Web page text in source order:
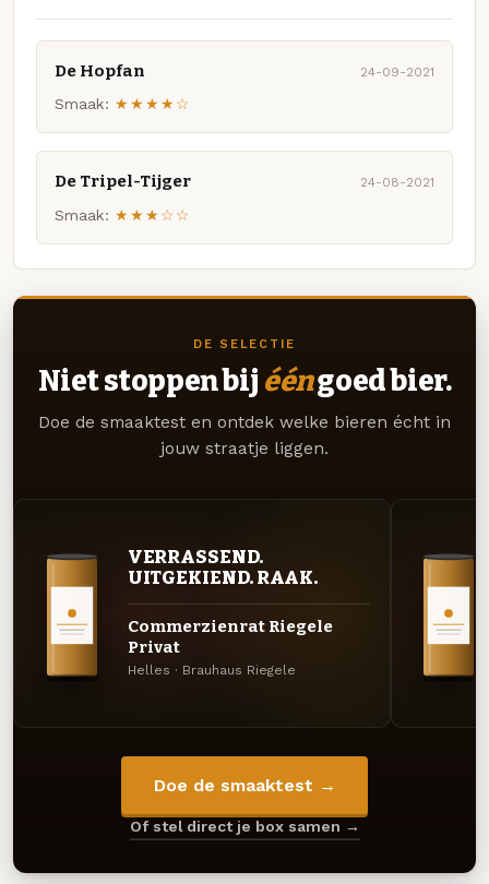
De Hopfan 24-09-2021
Smaak: ★★★★☆
De Tripel-Tijger 24-08-2021
Smaak: ★★★☆☆
DE SELECTIE
Niet stoppen bij ééngoed bier.
Doe de smaaktest en ontdek welke bieren écht in
jouw straatje liggen.
VERRASSEND.
UITGEKIEND. RAAK.
Commerzienrat Riegele
Privat
Helles · Brauhaus Riegele
Doe de smaaktest →
Of stel direct je box samen →